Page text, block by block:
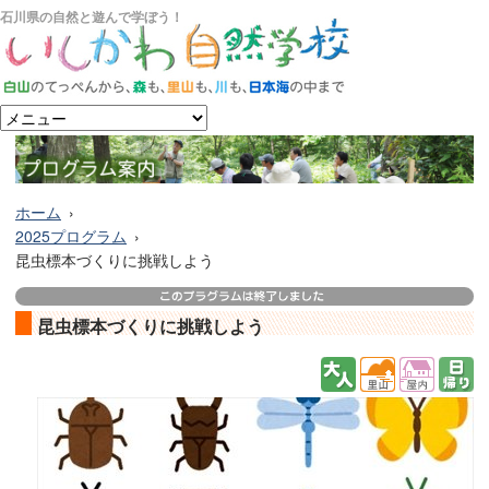
石川県の自然と遊んで学ぼう！
ホーム
2025プログラム
昆虫標本づくりに挑戦しよう
昆虫標本づくりに挑戦しよう